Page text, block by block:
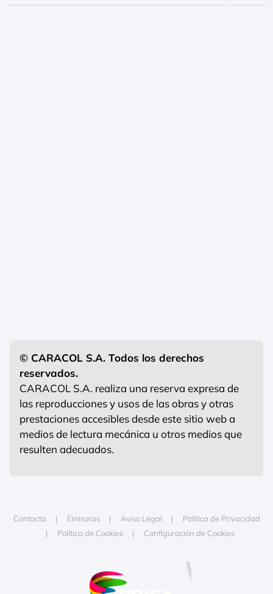
© CARACOL S.A. Todos los derechos
reservados.
CARACOL S.A. realiza una reserva expresa de
las reproducciones y usos de las obras y otras
prestaciones accesibles desde este sitio web a
medios de lectura mecánica u otros medios que
resulten adecuados.
Contacta Emisoras Aviso Legal
Política de Privacidad
Política de Cookies
Configuración de Cookies